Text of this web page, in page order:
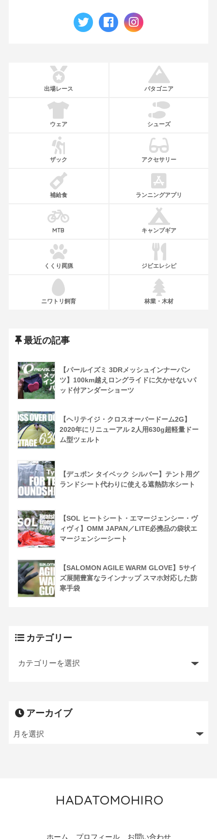
出場レース パタゴニア
ウェア シューズ
ザック アクセサリー
補給食 ランニングアプリ
MTB キャンプギア
くくり罠猟 ジビエレシピ
ニワトリ飼育 林業・木材
最近の記事
【パールイズミ 3DRメッシュインナーパン
ツ】100km越えロングライドに欠かせないパ
ッド付アンダーショーツ
【ヘリテイジ・クロスオーバードーム2G】
2020年にリニューアル 2人用630g超軽量ドー
ム型ツェルト
【デュポン タイベック シルバー】テント用グ
ランドシート代わりに使える遮熱防水シート
【SOL ヒートシート・エマージェンシー・ヴ
ィヴィ】OMM JAPAN／LITE必携品の袋状エ
マージェンシーシート
【SALOMON AGILE WARM GLOVE】5サイ
ズ展開豊富なラインナップ スマホ対応した防
寒手袋
カテゴリー
アーカイブ
HADATOMOHIRO
ホーム プロフィール お問い合わせ